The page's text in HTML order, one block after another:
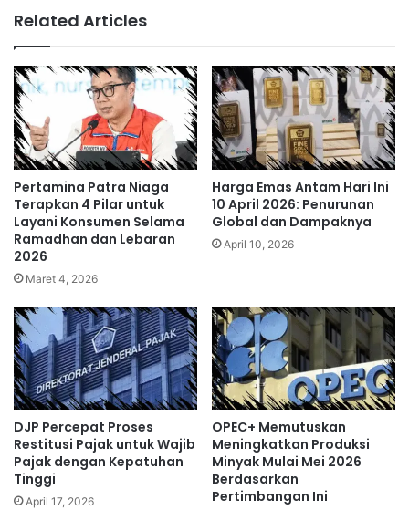
Related Articles
Pertamina Patra Niaga
Terapkan 4 Pilar untuk
Layani Konsumen Selama
Ramadhan dan Lebaran
2026
Maret 4, 2026
Harga Emas Antam Hari Ini
10 April 2026: Penurunan
Global dan Dampaknya
April 10, 2026
DJP Percepat Proses
Restitusi Pajak untuk Wajib
Pajak dengan Kepatuhan
Tinggi
April 17, 2026
OPEC+ Memutuskan
Meningkatkan Produksi
Minyak Mulai Mei 2026
Berdasarkan
Pertimbangan Ini